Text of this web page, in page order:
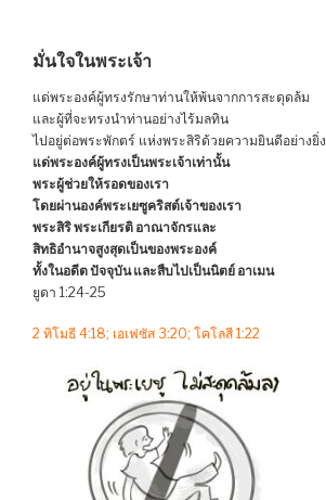
มั่นใจในพระเจ้า
แด่พระองค์ผู้ทรงรักษาท่านให้พ้นจากการสะดุดล้ม
และผู้ที่จะทรงนำท่านอย่างไร้มลทิน
ไปอยู่ต่อพระพักตร์ แห่งพระสิริด้วยความยินดีอย่างยิ่ง
แด่พระองค์ผู้ทรงเป็นพระเจ้าเท่านั้น
พระผู้ช่วยให้รอดของเรา
โดยผ่านองค์พระเยซูคริสต์เจ้าของเรา
พระสิริ พระเกียรติ อาณาจักรและ
สิทธิอำนาจสูงสุดเป็นของพระองค์
ทั้งในอดีต ปัจจุบัน และสืบไปเป็นนิตย์ อาเมน
ยูดา 1:24-25
2 ทิโมธี 4:18; เอเฟซัส 3:20; โคโลสี 1:22